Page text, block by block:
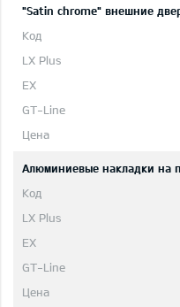
"Satin chrome" внешние
Aлюминиевые накладки на